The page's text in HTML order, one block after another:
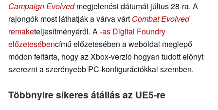
Campaign Evolvedmegjelenési dátumát július 28-ra. A
rajongók most láthatják a várva várt Combat Evolved
remaketeljesítményéről. A-as Digital Foundry
előzetesébencímű előzetesében a weboldal meglepő
módon feltárta, hogy az Xbox-verzió hogyan tudott előnyt
szerezni a szerényebb PC-konfigurációkkal szemben.
Többnyire sikeres átállás az UE5-re